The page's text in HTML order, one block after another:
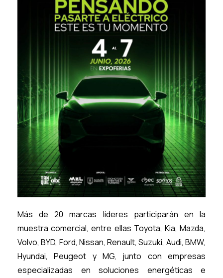
Más de 20 marcas líderes participarán en la
muestra comercial, entre ellas Toyota, Kia, Mazda,
Volvo, BYD, Ford, Nissan, Renault, Suzuki, Audi, BMW,
Hyundai, Peugeot y MG, junto con empresas
especializadas en soluciones energéticas e